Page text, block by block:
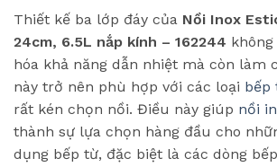
Thiết kế ba lớp đáy của Nồi Inox
24cm, 6.5L nắp kính – 162244
hóa khả năng dẫn nhiệt mà còn làm
này trở nên phù hợp với các loại bếp
rất kén chọn nồi. Điều này giúp nồi
thành sự lựa chọn hàng đầu cho
dụng bếp từ, đặc biệt là các dòng